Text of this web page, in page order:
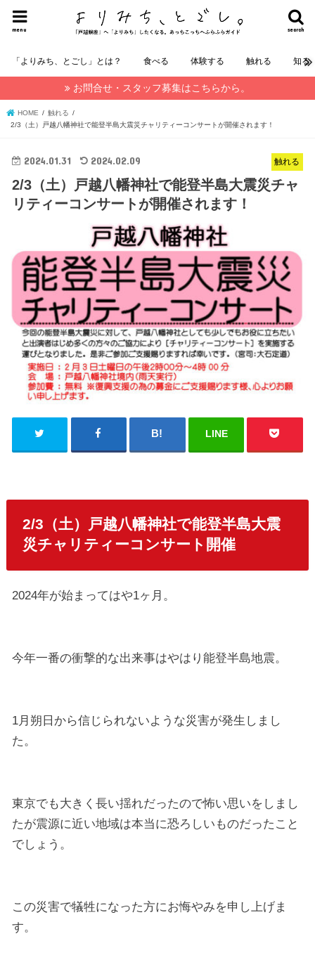
search
menu
「よりみち、とごし」とは？ 食べる 体験する 触れる 知る
お問合せ・スタッフ募集はこちらから。
HOME
触れる
2/3（土）戸越八幡神社で能登半島大震災チャリティーコンサートが開催されます！
触れる
2024.01.31 2024.02.09
2/3（土）戸越八幡神社で能登半島大震災チャ
リティーコンサートが開催されます！
LINE
2/3（土）戸越八幡神社で能登半島大震
災チャリティーコンサート開催
2024年が始まってはや1ヶ月。
今年一番の衝撃的な出来事はやはり能登半島地震。
1月朔日から信じられないような災害が発生しまし
た。
東京でも大きく長い揺れだったので怖い思いをしまし
たが震源に近い地域は本当に恐ろしいものだったこと
でしょう。
この災害で犠牲になった方にお悔やみを申し上げま
す。